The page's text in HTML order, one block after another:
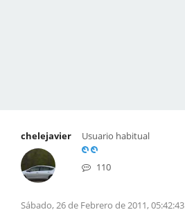
chelejavier Usuario habitual
110
Sábado, 26 de Febrero de 2011, 05:42:43